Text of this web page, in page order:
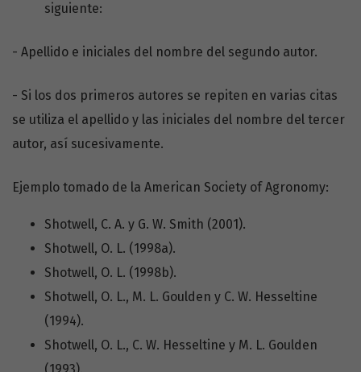
siguiente:
- Apellido e iniciales del nombre del segundo autor.
- Si los dos primeros autores se repiten en varias citas
se utiliza el apellido y las iniciales del nombre del tercer
autor, así sucesivamente.
Ejemplo tomado de la American Society of Agronomy:
Shotwell, C. A. y G. W. Smith (2001).
Shotwell, O. L. (1998a).
Shotwell, O. L. (1998b).
Shotwell, O. L., M. L. Goulden y C. W. Hesseltine
(1994).
Shotwell, O. L., C. W. Hesseltine y M. L. Goulden